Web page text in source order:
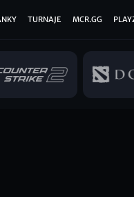
TURNAJE MCR.GG